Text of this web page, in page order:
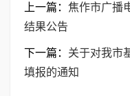
上一篇： 焦作市广播
结果公告
下一篇： 关于对我市
填报的通知